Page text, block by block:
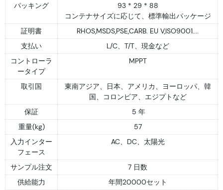
パッキング
93 * 29 * 88
コンテナサイズに応じて、標準輸出パッケージ
証明書
RHOS,MSDS,PSE,CARB. EU V,ISO9001....
支払い
L/C、T/T、現金など
コントローラ
ータイプ
MPPT
取引国
東南アジア、日本、アメリカ、ヨーロッパ、韓
国、コロンビア、エジプトなど
保証
5 年
重量(kg)
57
入力インター
フェース
AC、DC、太陽光
サンプル注文
7 日数
供給能力
年間20000セット